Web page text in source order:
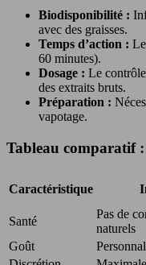
Biodisponibilité :
avec des graisses.
Temps d’action :
60 minutes).
Dosage : Le
des extraits bruts.
Préparation :
vapotage.
Tableau comparatif
Caractéristique
Santé
Pas de
naturels
Goût